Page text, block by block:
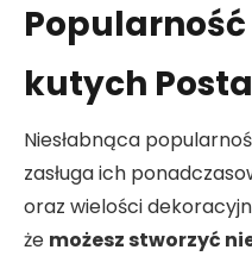
kutych
Niesłabnąca
zasługa ich
oraz wielości
że możesz stworzyć